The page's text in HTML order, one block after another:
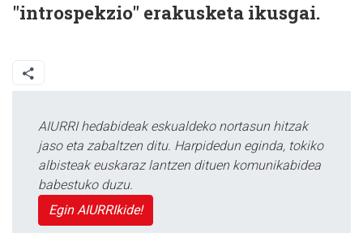
"introspekzio" erakusketa ikusgai.
AIURRI hedabideak eskualdeko nortasun hitzak
jaso eta zabaltzen ditu. Harpidedun eginda, tokiko
albisteak euskaraz lantzen dituen komunikabidea
babestuko duzu.
Egin AIURRIkide!